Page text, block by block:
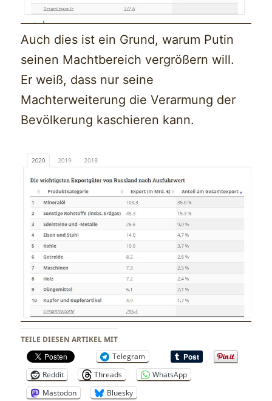
Auch dies ist ein Grund, warum Putin
seinen Machtbereich vergrößern will.
Er weiß, dass nur seine
Machterweiterung die Verarmung der
Bevölkerung kaschieren kann.
TEILE DIESEN ARTIKEL MIT
Telegram
Reddit
Threads
WhatsApp
Mastodon
Bluesky